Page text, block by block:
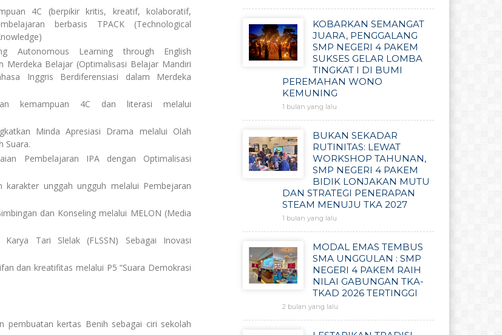
4C (berpikir kritis, kreatif, kolaboratif,
berbasis TPACK (Technological
Autonomous Learning through English
Merdeka Belajar (Optimalisasi Belajar Mandiri
Inggris Berdiferensiasi dalam Merdeka
kemampuan 4C dan literasi melalui
Minda Apresiasi Drama melalui Olah
Suara.
Pembelajaran IPA dengan Optimalisasi
karakter unggah ungguh melalui Pembejaran
dan Konseling melalui MELON (Media
Karya Tari Slelak (FLSSN) Sebagai Inovasi
dan kreatifitas melalui P5 “Suara Demokrasi
pembuatan kertas Benih sebagai ciri sekolah
KOBARKAN SEMANGAT
JUARA, PENGGALANG
SMP NEGERI 4 PAKEM
SUKSES GELAR LOMBA
TINGKAT I DI BUMI
PEREMAHAN WONO
KEMUNING
1 bulan yang lalu
BUKAN SEKADAR
RUTINITAS: LEWAT
WORKSHOP TAHUNAN,
SMP NEGERI 4 PAKEM
BIDIK LONJAKAN MUTU
DAN STRATEGI PENERAPAN
STEAM MENUJU TKA 2027
1 bulan yang lalu
MODAL EMAS TEMBUS
SMA UNGGULAN : SMP
NEGERI 4 PAKEM RAIH
NILAI GABUNGAN TKA-
TKAD 2026 TERTINGGI
2 bulan yang lalu